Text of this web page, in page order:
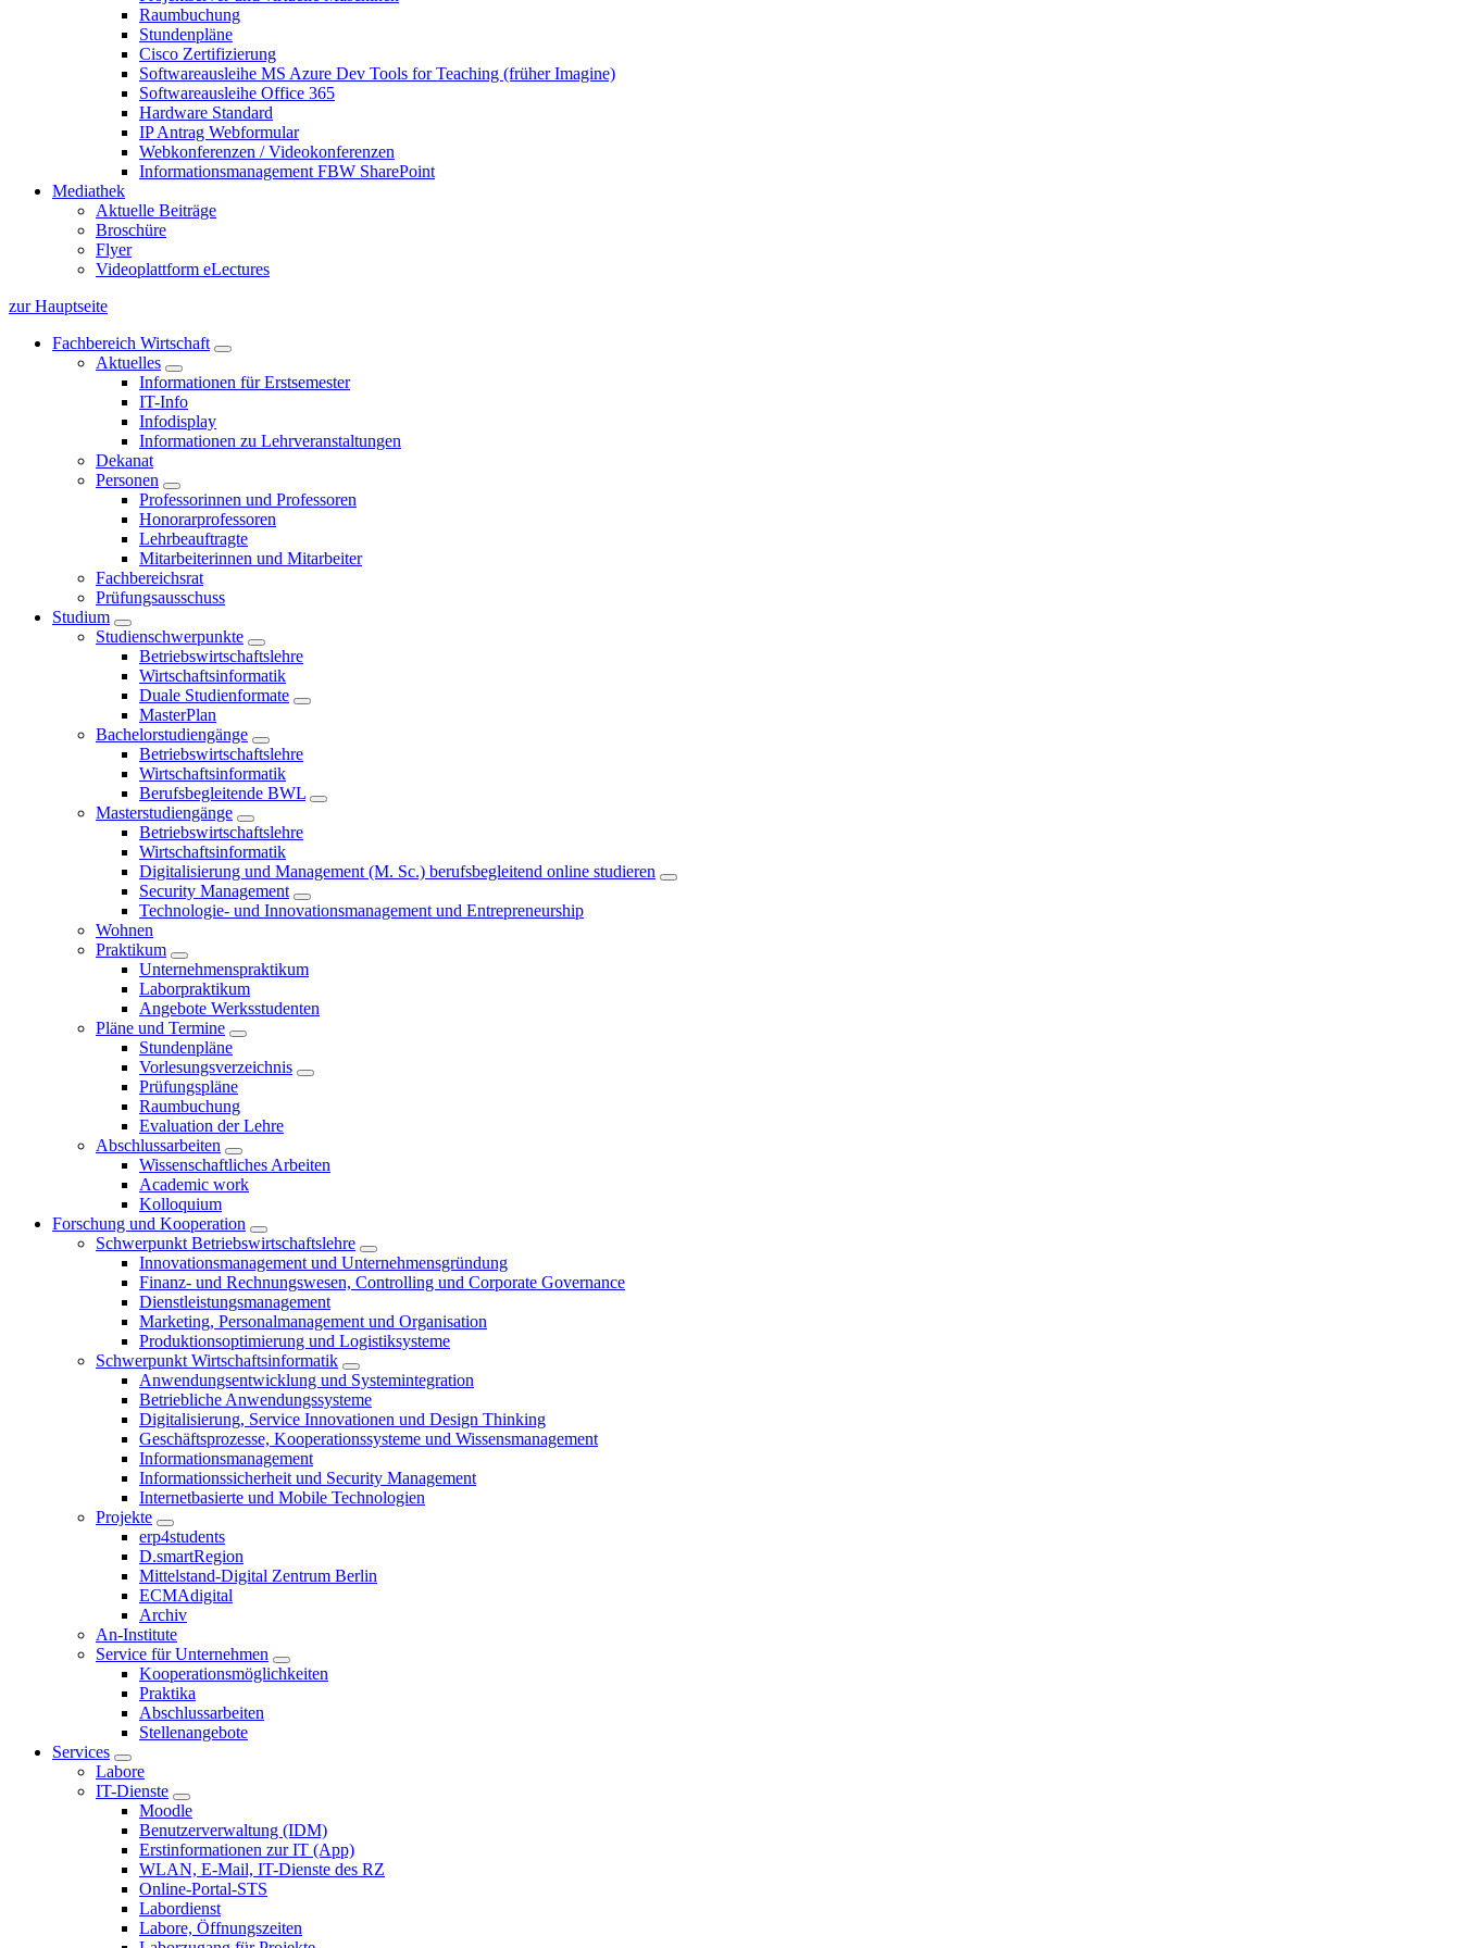
Raumbuchung
Stundenpläne
Cisco Zertifizierung
Softwareausleihe MS Azure Dev Tools for Teaching (früher Imagine)
Softwareausleihe Office 365
Hardware Standard
IP Antrag Webformular
Webkonferenzen / Videokonferenzen
Informationsmanagement FBW SharePoint
Mediathek
Aktuelle Beiträge
Broschüre
Flyer
Videoplattform eLectures
zur Hauptseite
Fachbereich Wirtschaft
Aktuelles
Informationen für Erstsemester
IT-Info
Infodisplay
Informationen zu Lehrveranstaltungen
Dekanat
Personen
Professorinnen und Professoren
Honorarprofessoren
Lehrbeauftragte
Mitarbeiterinnen und Mitarbeiter
Fachbereichsrat
Prüfungsausschuss
Studium
Studienschwerpunkte
Betriebswirtschaftslehre
Wirtschaftsinformatik
Duale Studienformate
MasterPlan
Bachelorstudiengänge
Betriebswirtschaftslehre
Wirtschaftsinformatik
Berufsbegleitende BWL
Masterstudiengänge
Betriebswirtschaftslehre
Wirtschaftsinformatik
Digitalisierung und Management (M. Sc.) berufsbegleitend online studieren
Security Management
Technologie- und Innovationsmanagement und Entrepreneurship
Wohnen
Praktikum
Unternehmenspraktikum
Laborpraktikum
Angebote Werksstudenten
Pläne und Termine
Stundenpläne
Vorlesungsverzeichnis
Prüfungspläne
Raumbuchung
Evaluation der Lehre
Abschlussarbeiten
Wissenschaftliches Arbeiten
Academic work
Kolloquium
Forschung und Kooperation
Schwerpunkt Betriebswirtschaftslehre
Innovationsmanagement und Unternehmensgründung
Finanz- und Rechnungswesen, Controlling und Corporate Governance
Dienstleistungsmanagement
Marketing, Personalmanagement und Organisation
Produktionsoptimierung und Logistiksysteme
Schwerpunkt Wirtschaftsinformatik
Anwendungsentwicklung und Systemintegration
Betriebliche Anwendungssysteme
Digitalisierung, Service Innovationen und Design Thinking
Geschäftsprozesse, Kooperationssysteme und Wissensmanagement
Informationsmanagement
Informationssicherheit und Security Management
Internetbasierte und Mobile Technologien
Projekte
erp4students
D.smartRegion
Mittelstand-Digital Zentrum Berlin
ECMAdigital
Archiv
An-Institute
Service für Unternehmen
Kooperationsmöglichkeiten
Praktika
Abschlussarbeiten
Stellenangebote
Services
Labore
IT-Dienste
Moodle
Benutzerverwaltung (IDM)
Erstinformationen zur IT (App)
WLAN, E-Mail, IT-Dienste des RZ
Online-Portal-STS
Labordienst
Labore, Öffnungszeiten